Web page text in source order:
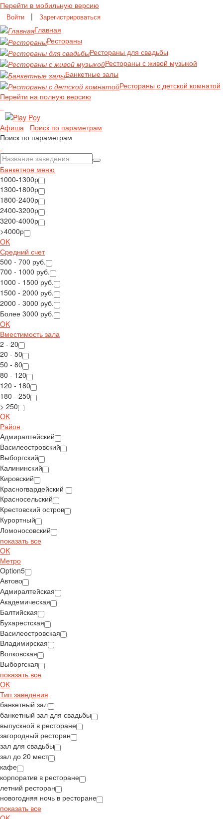
Перейти в мобильную версию
Войти | Зарегистрироваться
Главная
Рестораны
Рестораны для свадьбы
Рестораны с живой музыкой
Банкетные залы
Рестораны с детской комнатой
Перейти на полную версию
Афиша
Поиск по параметрам
Поиск по параметрам
Банкетное меню
1000-1300р
1300-1800р
1800-2400р
2400-3200р
3200-4000р
>4000р
OK
Средний счет
500 - 700 руб.
700 - 1000 руб.
1000 - 1500 руб.
1500 - 2000 руб.
2000 - 3000 руб.
Более 3000 руб.
OK
Вместимость зала
2 - 20
20 - 50
50 - 80
80 - 120
120 - 180
180 - 250
> 250
OK
Район
Адмиралтейский
Василеостровский
Выборгский
Калининский
Кировский
Красногвардейский
Красносельский
Крестовский остров
Курортный
Ломоносовский
показать все
OK
Метро
Option5
Автово
Адмиралтейская
Академическая
Балтийская
Бухарестская
Василеостровская
Владимирская
Волковская
Выборгская
показать все
OK
Тип заведения
банкетный зал
банкетный зал для свадьбы
выпускной в ресторане
загородный ресторан
зал для свадьбы
зал до 20 мест
кафе
корпоратив в ресторане
летний ресторан
новогодняя ночь в ресторане
показать все